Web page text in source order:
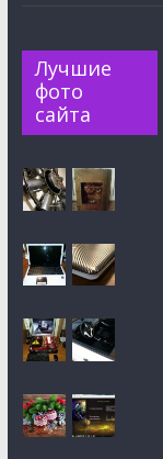
Лучшие
фото
сайта